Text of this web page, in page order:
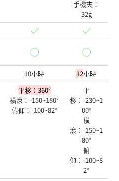
手機夾：
32g
10小時 12小時
平移：360°
橫滾：-150~180°
俯仰：-100~82°
平
移：-230~1
00°
橫
滾：-150~1
80°
俯
仰：-100~8
2°